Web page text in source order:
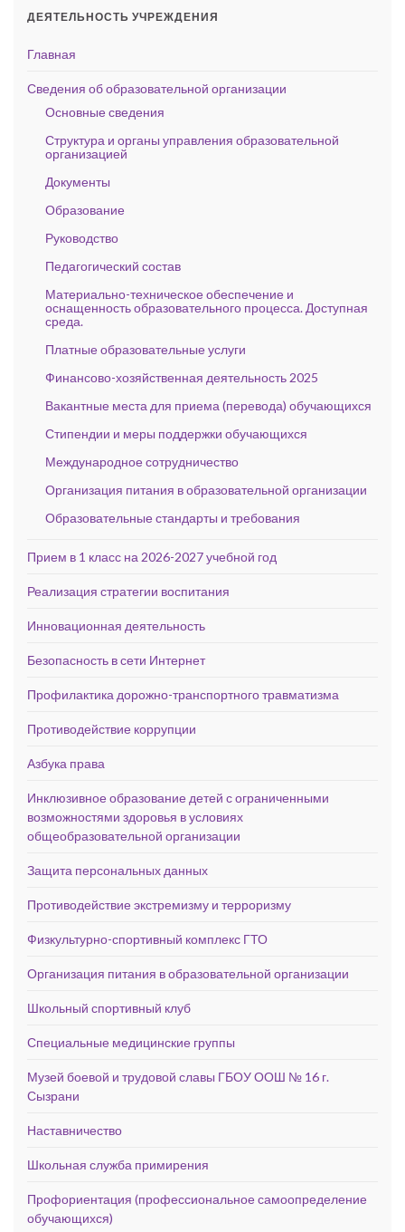
ДЕЯТЕЛЬНОСТЬ УЧРЕЖДЕНИЯ
Главная
Сведения об образовательной организации
Основные сведения
Структура и органы управления образовательной
организацией
Документы
Образование
Руководство
Педагогический состав
Материально-техническое обеспечение и
оснащенность образовательного процесса. Доступная
среда.
Платные образовательные услуги
Финансово-хозяйственная деятельность 2025
Вакантные места для приема (перевода) обучающихся
Стипендии и меры поддержки обучающихся
Международное сотрудничество
Организация питания в образовательной организации
Образовательные стандарты и требования
Прием в 1 класс на 2026-2027 учебной год
Реализация стратегии воспитания
Инновационная деятельность
Безопасность в сети Интернет
Профилактика дорожно-транспортного травматизма
Противодействие коррупции
Азбука права
Инклюзивное образование детей с ограниченными
возможностями здоровья в условиях
общеобразовательной организации
Защита персональных данных
Противодействие экстремизму и терроризму
Физкультурно-спортивный комплекс ГТО
Организация питания в образовательной организации
Школьный спортивный клуб
Специальные медицинские группы
Музей боевой и трудовой славы ГБОУ ООШ № 16 г.
Сызрани
Наставничество
Школьная служба примирения
Профориентация (профессиональное самоопределение
обучающихся)